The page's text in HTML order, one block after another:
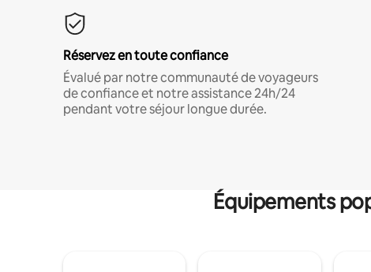
Réservez en toute confiance
Évalué par notre communauté de voyageurs
de confiance et notre assistance 24h/24
pendant votre séjour longue durée.
Équipements